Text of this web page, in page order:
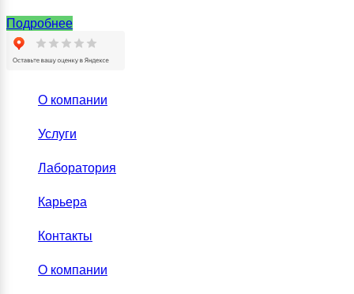
Подробнее
О компании
Услуги
Лаборатория
Карьера
Контакты
О компании